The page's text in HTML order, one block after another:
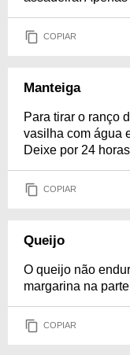
COPIAR
Manteiga
Para tirar o ranço
vasilha com água
Deixe por 24
COPIAR
Queijo
O queijo não
margarina na
COPIAR